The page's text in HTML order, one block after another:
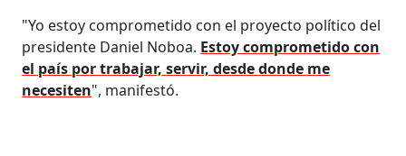
"Yo estoy comprometido con el proyecto político del
presidente Daniel Noboa. Estoy comprometido con
el país por trabajar, servir, desde donde me
necesiten", manifestó.